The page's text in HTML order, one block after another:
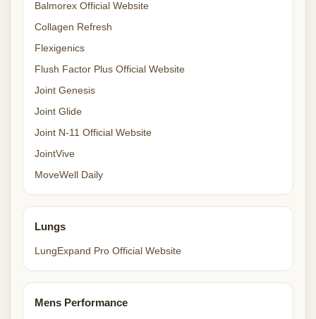
Balmorex Official Website
Collagen Refresh
Flexigenics
Flush Factor Plus Official Website
Joint Genesis
Joint Glide
Joint N-11 Official Website
JointVive
MoveWell Daily
Lungs
LungExpand Pro Official Website
Mens Performance